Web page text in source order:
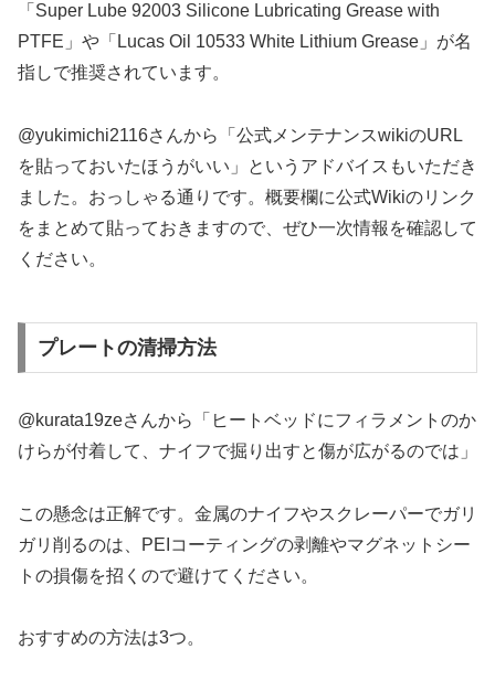
「Super Lube 92003 Silicone Lubricating Grease with
PTFE」や「Lucas Oil 10533 White Lithium Grease」が名
指しで推奨されています。
@yukimichi2116さんから「公式メンテナンスwikiのURL
を貼っておいたほうがいい」というアドバイスもいただき
ました。おっしゃる通りです。概要欄に公式Wikiのリンク
をまとめて貼っておきますので、ぜひ一次情報を確認して
ください。
プレートの清掃方法
@kurata19zeさんから「ヒートベッドにフィラメントのか
けらが付着して、ナイフで掘り出すと傷が広がるのでは」
この懸念は正解です。金属のナイフやスクレーパーでガリ
ガリ削るのは、PEIコーティングの剥離やマグネットシー
トの損傷を招くので避けてください。
おすすめの方法は3つ。